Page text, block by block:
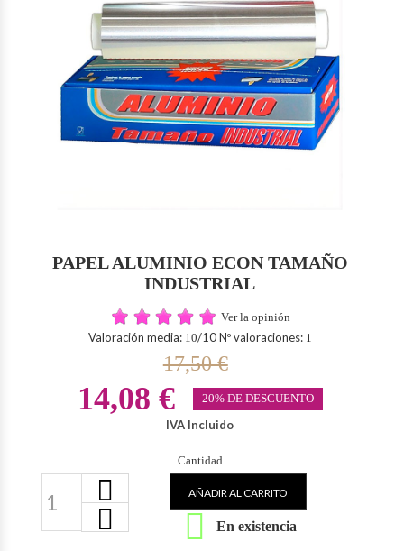
PAPEL ALUMINIO ECON TAMAÑO
INDUSTRIAL
Ver la opinión
Valoración media: 10/10 Nº valoraciones: 1
17,50 €
14,08 € 20% DE DESCUENTO
IVA Incluido
Cantidad
AÑADIR AL CARRITO
 En existencia